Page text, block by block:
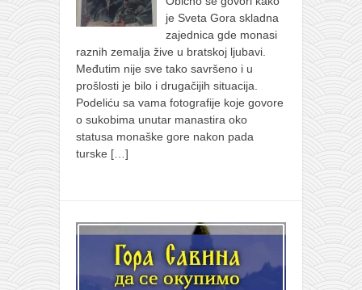
je Sveta Gora skladna
zajednica gde monasi
raznih zemalja žive u bratskoj ljubavi.
Međutim nije sve tako savršeno i u
prošlosti je bilo i drugačijih situacija.
Podeliću sa vama fotografije koje govore
o sukobima unutar manastira oko
statusa monaške gore nakon pada
turske […]